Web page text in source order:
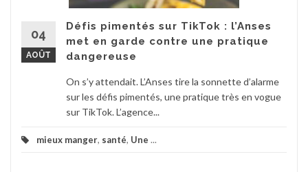
04
AOÛT
Défis pimentés sur TikTok : l’Anses
met en garde contre une pratique
dangereuse
On s’y attendait. L’Anses tire la sonnette d’alarme
sur les défis pimentés, une pratique très en vogue
sur TikTok. L’agence...
mieux manger, santé, Une ...